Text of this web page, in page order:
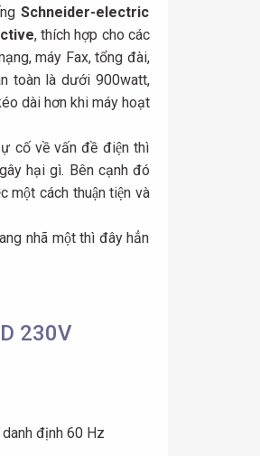
Schneider-electric
,thích hợp cho các
máy Fax, tổng đài,
toàn là dưới 900watt,
dài hơn khi máy hoạt
cố về vấn đề điện thì
hại gì. Bên cạnh đó
một cách thuận tiện và
nhã một thì đây hẳn
230V
định 60 Hz